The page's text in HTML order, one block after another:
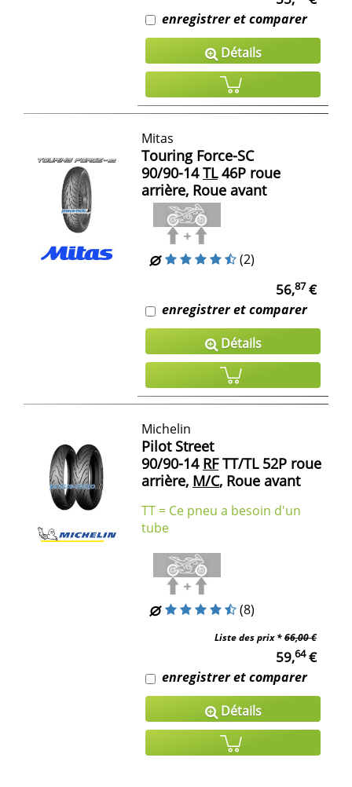
enregistrer et comparer
Détails
Mitas
Touring Force-SC
90/90-14 TL46P roue
arrière, Roue avant
(2)
56,87€
enregistrer et comparer
Détails
Michelin
Pilot Street
90/90-14 RFTT/TL 52P roue
arrière, M/C, Roue avant
TT = Ce pneu a besoin d'un
tube
(8)
Liste des prix *66,00 €
59,64€
enregistrer et comparer
Détails